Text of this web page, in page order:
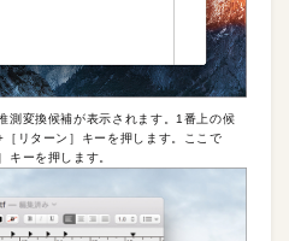
測変換候補が表示されます。1番上の候
リターン］キーを押します。ここで
キーを押します。